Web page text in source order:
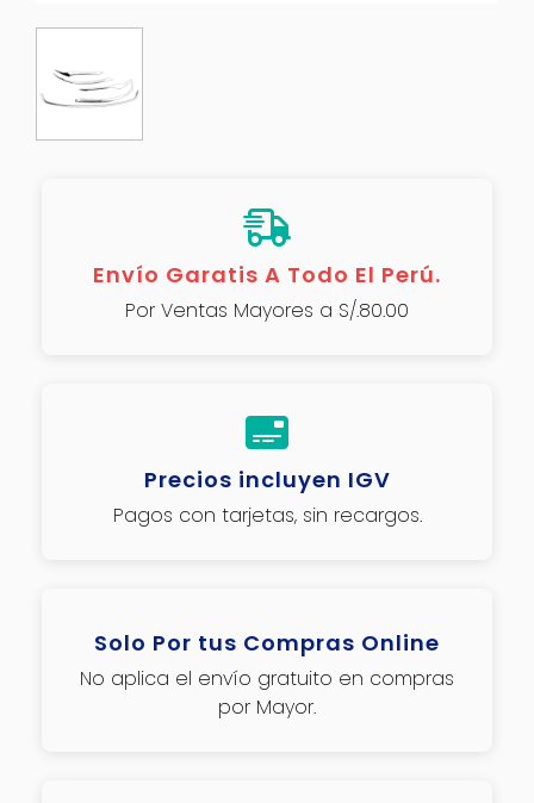
Envío Garatis A Todo El Perú.
Por Ventas Mayores a S/.80.00
Precios incluyen IGV
Pagos con tarjetas, sin recargos.
Solo Por tus Compras Online
No aplica el envío gratuito en compras
por Mayor.